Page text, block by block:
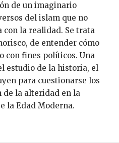
de un imaginario
del islam que no
con la realidad. Se trata
de entender cómo
con fines políticos. Una
estudio de la historia, el
para cuestionarse los
de la alteridad en la
la Edad Moderna.